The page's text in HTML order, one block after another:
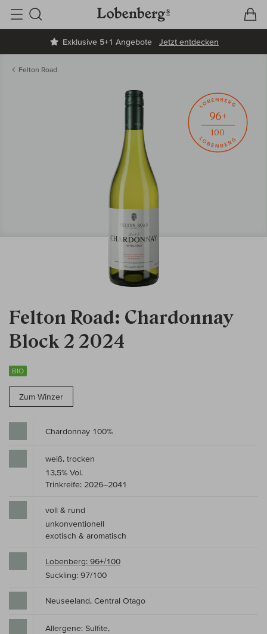
Exklusive 5+1 Angebote Jetzt entdecken
Suche
Felton Road
Felton Road: Chardonnay
Block 2 2024
BIO
Zum Winzer
96+
100
Chardonnay 100%
weiß, trocken
13,5% Vol.
Trinkreife: 2026–2041
voll & rund
unkonventionell
exotisch & aromatisch
Lobenberg: 96+/100
Suckling: 97/100
Neuseeland, Central Otago
Allergene: Sulfite,